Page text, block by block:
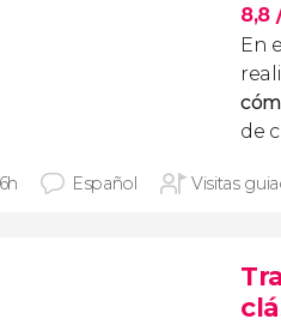
8,8
En
de
Español Visitas